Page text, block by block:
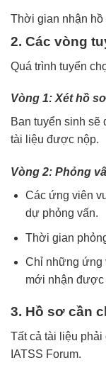
Thời gian nhận hồ
2. Các vòng
Quá trình tuyển
Vòng 1: Xét hồ sơ
Ban tuyển sinh
tài liệu được nộp.
Vòng 2: Phỏng
Các ứng viên
dự phỏng vấn.
Thời gian
Chỉ những ứng
mới nhận được
3. Hồ sơ cần
Tất cả tài liệu
IATSS Forum.